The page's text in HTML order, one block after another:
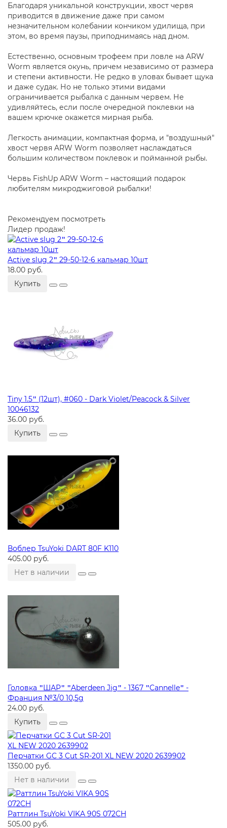
Благодаря уникальной конструкции, хвост червя
приводится в движение даже при самом
незначительном колебании кончиком удилища, при
этом, во время паузы, приподнимаясь над дном.
Естественно, основным трофеем при ловле на ARW
Worm является окунь, причем независимо от размера
и степени активности. Не редко в уловах бывает щука
и даже судак. Но не только этими видами
ограничивается рыбалка с данным червем. Не
удивляйтесь, если после очередной поклевки на
вашем крючке окажется мирная рыба.
Легкость анимации, компактная форма, и "воздушный"
хвост червя ARW Worm позволяет наслаждаться
большим количеством поклевок и пойманной рыбы.
Червь FishUp ARW Worm – настоящий подарок
любителям микроджиговой рыбалки!
Рекомендуем посмотреть
Лидер продаж!
Active slug 2ʺ 29-50-12-6 кальмар 10шт
18.00 руб.
Купить
Tiny 1.5ʺ (12шт), #060 - Dark Violet/Peacock & Silver
10046132
36.00 руб.
Купить
Воблер TsuYoki DART 80F K110
405.00 руб.
Нет в наличии
Головка ʺШАРʺ ʺAberdeen Jigʺ - 1367 ʺCannelleʺ -
Франция №3/0 10,5g
24.00 руб.
Купить
Перчатки GC 3 Cut SR-201 XL NEW 2020 2639902
1350.00 руб.
Нет в наличии
Раттлин TsuYoki VIKA 90S 072CH
505.00 руб.